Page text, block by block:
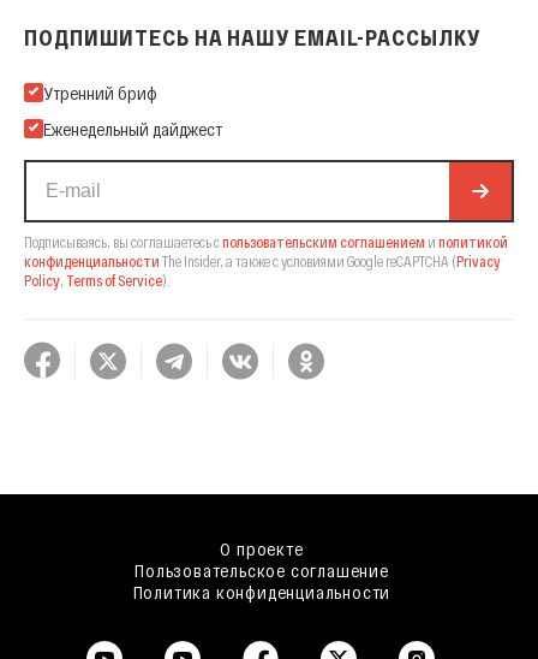
ПОДПИШИТЕСЬ НА НАШУ EMAIL-РАССЫЛКУ
Подпишитесь на нашу Email-рассылку
Утренний бриф
Еженедельный дайджест
Подписываясь, вы соглашаетесь спользовательским соглашением и политикой
конфиденциальности The Insider, а также с условиями Google reCAPTCHA (Privacy
Policy Terms of Service).
О проекте
Пользовательское соглашение
Политика конфиденциальности